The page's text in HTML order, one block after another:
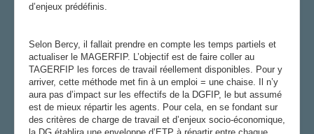
d’enjeux prédéfinis.
Selon Bercy, il fallait prendre en compte les temps partiels et
actualiser le MAGERFIP. L’objectif est de faire coller au
TAGERFIP les forces de travail réellement disponibles. Pour y
arriver, cette méthode met fin à un emploi = une chaise. Il n’y
aura pas d’impact sur les effectifs de la DGFIP, le but assumé
est de mieux répartir les agents. Pour cela, en se fondant sur
des critères de charge de travail et d’enjeux socio-économique,